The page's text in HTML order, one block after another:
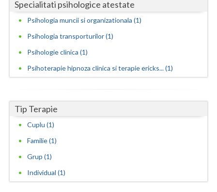
Prahova
Satu-Mare
Sibiu
Teleorman
Timis
Tulcea
Vaslui
Specialitati psihologice atestate
Psihologia muncii si organizationala (1)
Psihologia transporturilor (1)
Psihologie clinica (1)
Psihoterapie hipnoza clinica si terapie ericks... (1)
Tip Terapie
Cuplu (1)
Familie (1)
Grup (1)
Individual (1)